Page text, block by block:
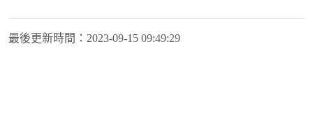
最後更新時間： 2023-09-15 09:49:29